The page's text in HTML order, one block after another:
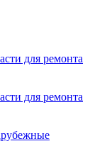
для ремонта
для ремонта